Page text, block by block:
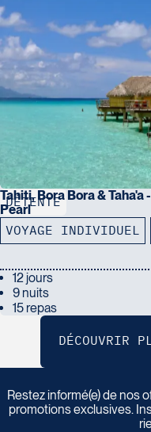
DÉTENTE
Tahiti, Bora Bora &
Pearl
VOYAGE INDIVIDUEL
12 jours
9 nuits
15 repas
Insc ivez v
Restez informé(e) de nos
promotions exclusives.